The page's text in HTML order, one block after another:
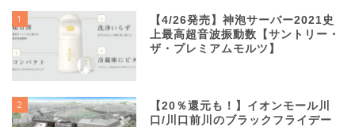
1
【4/26発売】神泡サーバー2021史
上最高超音波振動数【サントリー・
ザ・プレミアムモルツ】
2
【20％還元も！】イオンモール川
口/川口前川のブラックフライデー